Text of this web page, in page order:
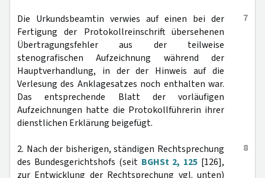
7
Die Urkundsbeamtin verwies auf einen bei der
Fertigung der Protokollreinschrift übersehenen
Übertragungsfehler aus der teilweise
stenografischen Aufzeichnung während der
Hauptverhandlung, in der der Hinweis auf die
Verlesung des Anklagesatzes noch enthalten war.
Das entsprechende Blatt der vorläufigen
Aufzeichnungen hatte die Protokollführerin ihrer
dienstlichen Erklärung beigefügt.
8
2. Nach der bisherigen, ständigen Rechtsprechung
des Bundesgerichtshofs (seit BGHSt 2, 125 [126],
zur Entwicklung der Rechtsprechung vgl. unten)